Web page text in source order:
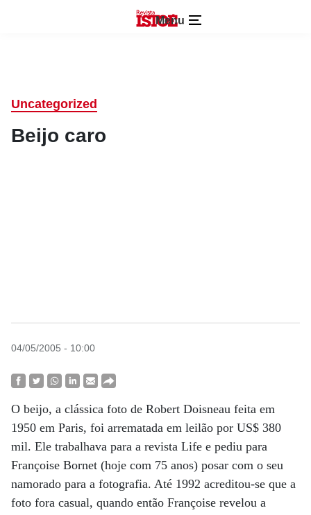
Menu
Uncategorized
Beijo caro
04/05/2005 - 10:00
O beijo, a clássica foto de Robert Doisneau feita em
1950 em Paris, foi arrematada em leilão por US$ 380
mil. Ele trabalhava para a revista Life e pediu para
Françoise Bornet (hoje com 75 anos) posar com o seu
namorado para a fotografia. Até 1992 acreditou-se que a
foto fora casual, quando então Françoise revelou a